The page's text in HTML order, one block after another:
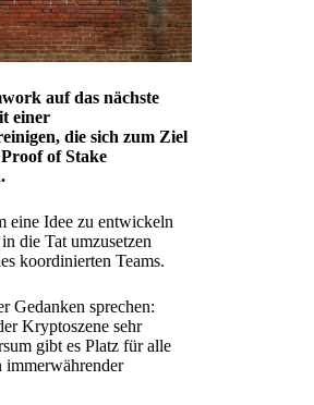
auf das nächste
einer
die sich zum Ziel
of Stake
eine Idee zu entwickeln
die Tat umzusetzen
koordinierten Teams.
Gedanken sprechen:
Kryptoszene sehr
gibt es Platz für alle
immerwährender